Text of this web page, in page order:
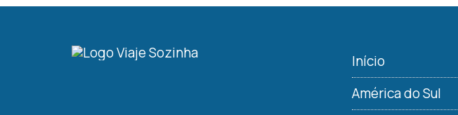
Início
América do Sul